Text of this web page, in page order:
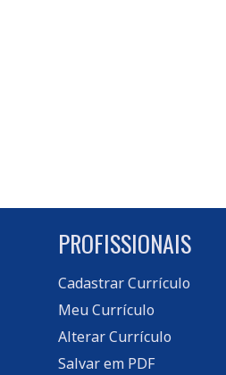
PROFISSIONAIS
Cadastrar Currículo
Meu Currículo
Alterar Currículo
Salvar em PDF